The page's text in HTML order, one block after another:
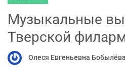
Музыкальные
Тверской
Олеся Евгеньевна Бобылёва